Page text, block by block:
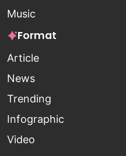
Music
Format
Article
News
Trending
Infographic
Video